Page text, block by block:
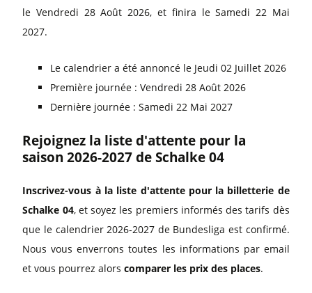
le Vendredi 28 Août 2026, et finira le Samedi 22 Mai
2027.
Le calendrier a été annoncé le Jeudi 02 Juillet 2026
Première journée : Vendredi 28 Août 2026
Dernière journée : Samedi 22 Mai 2027
Rejoignez la liste d'attente pour la
saison 2026-2027 de Schalke 04
Inscrivez-vous à la liste d'attente pour la billetterie de
Schalke 04, et soyez les premiers informés des tarifs dès
que le calendrier 2026-2027 de Bundesliga est confirmé.
Nous vous enverrons toutes les informations par email
et vous pourrez alorscomparer les prix des places.